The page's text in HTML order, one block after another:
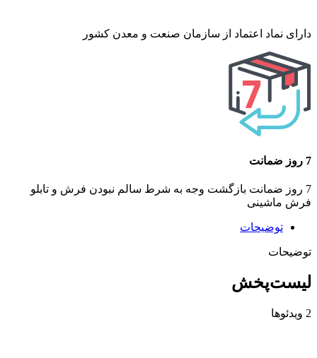
دارای نماد اعتماد از سازمان صنعت و معدن کشور
7 روز ضمانت
7 روز ضمانت بازگشت وجه به شرط سالم نبودن فرش و تابلو
فرش ماشینی
توضیحات
توضیحات
لیست‌پخش
2 ویدئوها